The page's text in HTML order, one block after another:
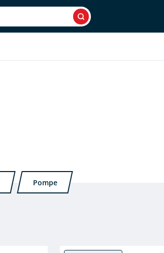
Rechercher
Pompe